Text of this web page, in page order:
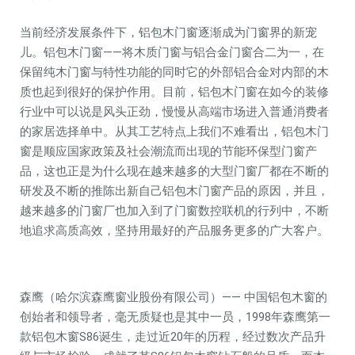
当前经济发展条件下，铝包木门窗逐渐成为门窗界的新宠
儿。铝包木门窗——将木质门窗与铝合金门窗合二为一，在
保留纯木门窗与特性功能的同时它的外部铝合金对内部的木
质也起到很好的保护作用。目前，铝包木门窗在如今的装修
行业中可以说是风头正劲，慢慢从高端市场进入普通消费者
的家居选择单中。从其工艺特点上我们不难看出，铝包木门
窗是顺应国家政策及社会潮流而出现的节能环保型门窗产
品，这也正是为什么现在越来越多的大型门窗厂都在不断的
研发及不断的推陈出新自己铝包木门窗产品的原因，并且，
越来越多的门窗厂也加入到了门窗数控联机的行列中，不断
地追求高质高效，坚持用最好的产品服务更多的广大客户。
森鹰（哈尔滨森鹰窗业股份有限公司）—— 中国铝包木窗的
创始者和领导者，毫无质疑也是其中一员，1998年森鹰第一
款铝包木窗S86诞生，走过近20年的历程，经过数次产品升